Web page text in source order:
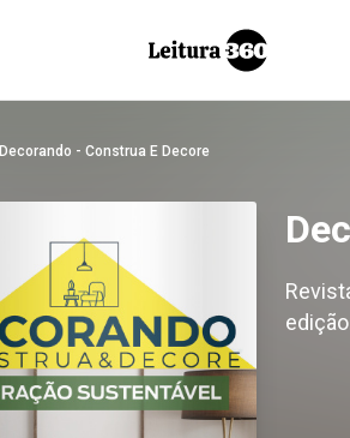
Decorando - Construa E Decore